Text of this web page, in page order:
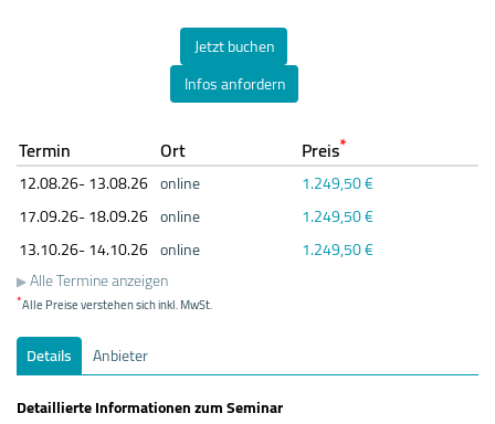
Jetzt buchen
Infos anfordern
Termin Ort Preis*
12.08.26- 13.08.26 online
1.249,50 €
17.09.26- 18.09.26 online
1.249,50 €
13.10.26- 14.10.26 online
1.249,50 €
Alle Termine anzeigen
*Alle Preise verstehen sich inkl. MwSt.
Details
Anbieter
Detaillierte Informationen zum Seminar